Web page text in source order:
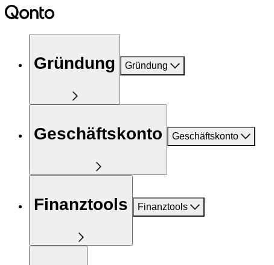
Gründung Gründung
Geschäftskonto Geschäftskonto
Finanztools Finanztools